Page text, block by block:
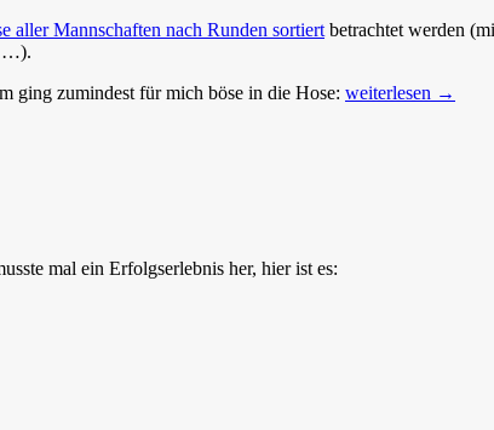
aller Mannschaften nach Runden sortiert betrachtet werden
…).
ging zumindest für mich böse in die Hose: Bericht
weiterlesen →
mal ein Erfolgserlebnis her, hier ist es: